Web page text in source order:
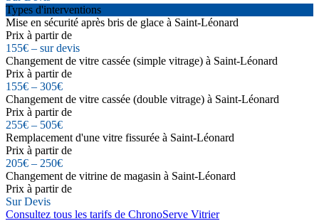
Types d'interventions
Mise en sécurité après bris de glace à Saint-Léonard
Prix à partir de
155€ – sur devis
Changement de vitre cassée (simple vitrage) à Saint-Léonard
Prix à partir de
155€ – 305€
Changement de vitre cassée (double vitrage) à Saint-Léonard
Prix à partir de
255€ – 505€
Remplacement d'une vitre fissurée à Saint-Léonard
Prix à partir de
205€ – 250€
Changement de vitrine de magasin à Saint-Léonard
Prix à partir de
Sur Devis
Consultez tous les tarifs de ChronoServe Vitrier